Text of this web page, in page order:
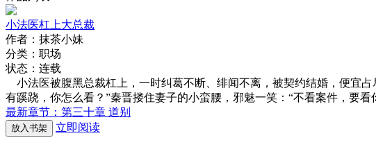
小法医杠上大总裁
作者：抹茶小妹
分类：职场
状态：连载
小法医被腹黑总裁杠上，一时纠葛不断、绯闻不离，被契约结婚，便宜
有蹊跷，你怎么看？”秦晋搂住妻子的小蛮腰，邪魅一笑：“不看案件，要看
最新章节：第三十章 道别
放入书架 立即阅读